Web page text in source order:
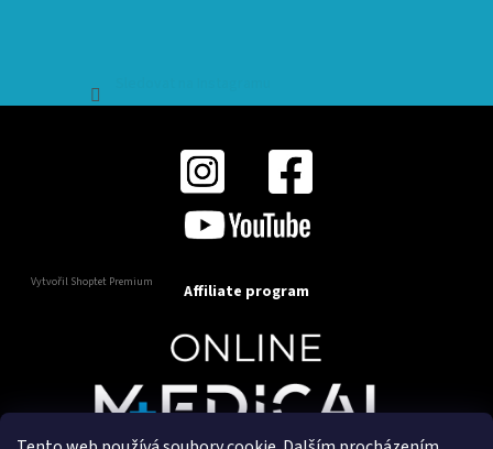
Vytvořil Shoptet Premium Affiliate program